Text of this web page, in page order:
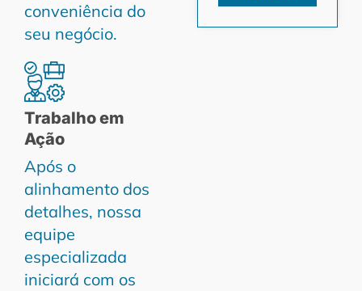
conveniência do
seu negócio.
Trabalho em
Ação
Após o
alinhamento dos
detalhes, nossa
equipe
especializada
iniciará com os